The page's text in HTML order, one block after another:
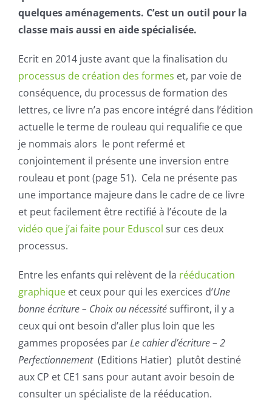
quelques aménagements. C’est un outil pour la
classe mais aussi en aide spécialisée.
Ecrit en 2014 juste avant que la finalisation du
processus de création des formes et, par voie de
conséquence, du processus de formation des
lettres, ce livre n’a pas encore intégré dans l’édition
actuelle le terme de rouleau qui requalifie ce que
je nommais alors le pont refermé et
conjointement il présente une inversion entre
rouleau et pont (page 51). Cela ne présente pas
une importance majeure dans le cadre de ce livre
et peut facilement être rectifié à l’écoute de la
vidéo que j’ai faite pour Eduscol sur ces deux
processus.
Entre les enfants qui relèvent de la rééducation
graphique et ceux pour qui les exercices d’Une
bonne écriture – Choix ou nécessitésuffiront, il y a
ceux qui ont besoin d’aller plus loin que les
gammes proposées parLe cahier d’écriture – 2
Perfectionnement(Editions Hatier) plutôt destiné
aux CP et CE1 sans pour autant avoir besoin de
consulter un spécialiste de la rééducation.